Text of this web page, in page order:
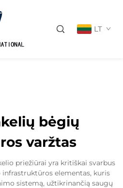
LT
bėgių
varžtas
priežiūrai yra kritiškai svarbus
elementas, kuris
sistemą, užtikrinančią saugų